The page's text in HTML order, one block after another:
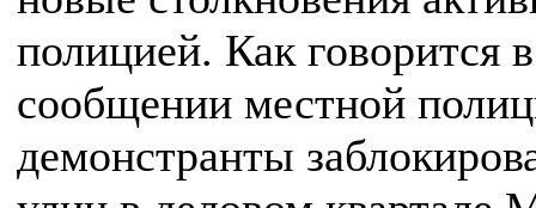
полицией. Как говорится в
сообщении местной
демонстранты